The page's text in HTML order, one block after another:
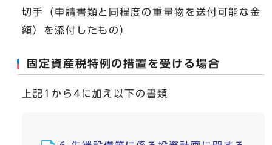
切手（申請書類と同程度の重量物を送付可能な金
額）を添付したもの）
固定資産税特例の措置を受ける場合
上記1から4に加え以下の書類